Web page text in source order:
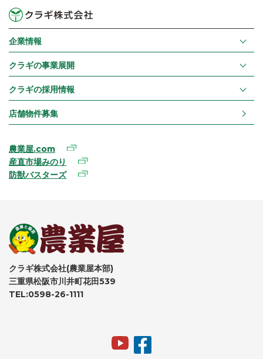
企業情報
クラギの事業展開
クラギの採用情報
店舗物件募集
農業屋.com
産直市場みのり
防獣バスターズ
クラギ株式会社(農業屋本部)
三重県松阪市川井町花田539
TEL:0598-26-1111